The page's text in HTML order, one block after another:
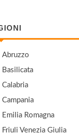
Abruzzo
Basilicata
Calabria
Campania
Emilia Romagna
Friuli Venezia Giulia